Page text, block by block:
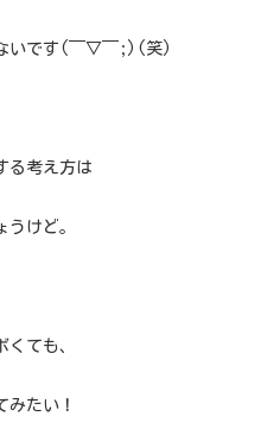
いです(￣▽￣;)(笑)
る考え方は
けど。
ても、
みたい！